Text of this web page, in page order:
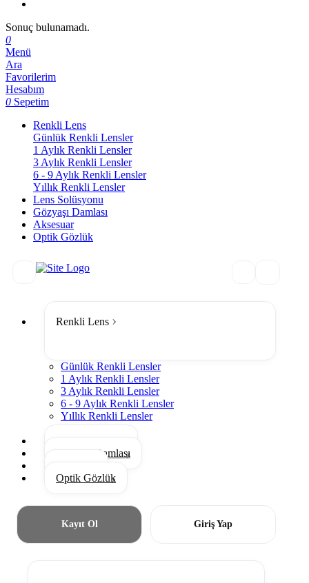
Sonuç bulunamadı.
0
Menü
Ara
Favorilerim
Hesabım
0 Sepetim
Renkli Lens
Günlük Renkli Lensler
1 Aylık Renkli Lensler
3 Aylık Renkli Lensler
6 - 9 Aylık Renkli Lensler
Yıllık Renkli Lensler
Lens Solüsyonu
Gözyaşı Damlası
Aksesuar
Optik Gözlük
Renkli Lens
Günlük Renkli Lensler
1 Aylık Renkli Lensler
3 Aylık Renkli Lensler
6 - 9 Aylık Renkli Lensler
Yıllık Renkli Lensler
Gözyaşı Damlası
Optik Gözlük
Kayıt Ol Giriş Yap